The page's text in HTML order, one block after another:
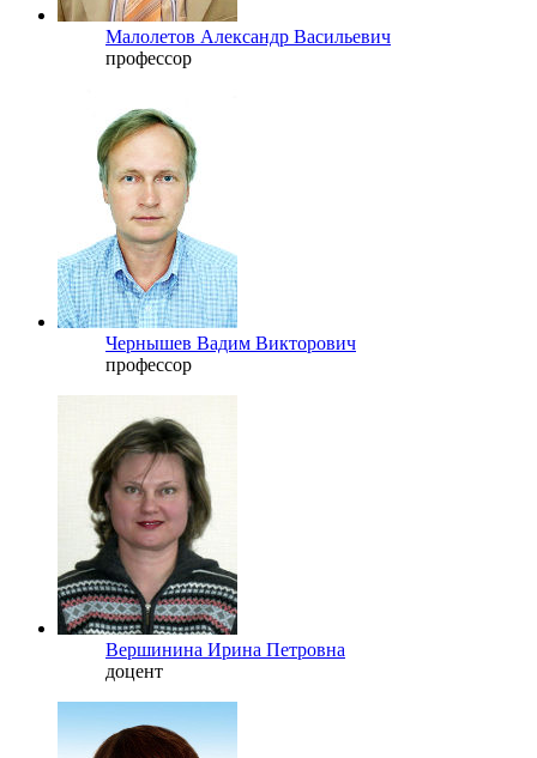
Малолетов Александр Васильевич
профессор
Чернышев Вадим Викторович
профессор
Вершинина Ирина Петровна
доцент